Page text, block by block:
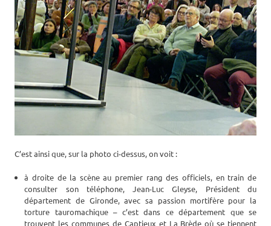
C’est ainsi que, sur la photo ci-dessus, on voit :
à droite de la scène au premier rang des officiels, en train de
consulter son téléphone, Jean-Luc Gleyse, Président du
département de Gironde, avec sa passion mortifère pour la
torture tauromachique – c’est dans ce département que se
trouvent les communes de Captieux et La Brède où se tiennent